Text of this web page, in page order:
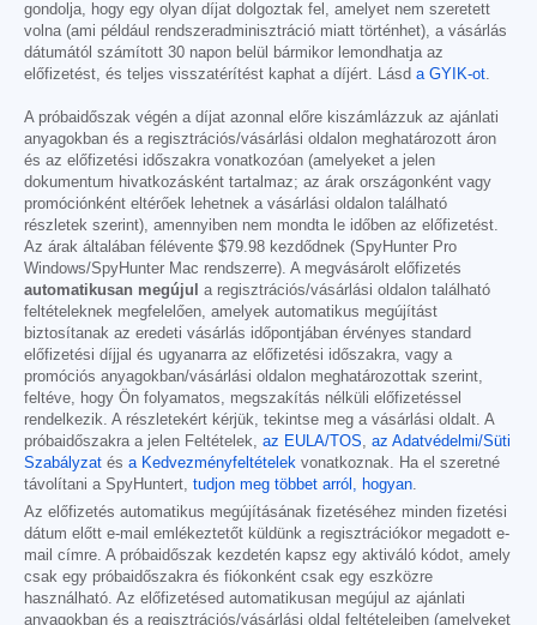
gondolja, hogy egy olyan díjat dolgoztak fel, amelyet nem szeretett
volna (ami például rendszeradminisztráció miatt történhet), a vásárlás
dátumától számított 30 napon belül bármikor lemondhatja az
előfizetést, és teljes visszatérítést kaphat a díjért. Lásd a GYIK-ot.
A próbaidőszak végén a díjat azonnal előre kiszámlázzuk az ajánlati
anyagokban és a regisztrációs/vásárlási oldalon meghatározott áron
és az előfizetési időszakra vonatkozóan (amelyeket a jelen
dokumentum hivatkozásként tartalmaz; az árak országonként vagy
promóciónként eltérőek lehetnek a vásárlási oldalon található
részletek szerint), amennyiben nem mondta le időben az előfizetést.
Az árak általában félévente $79.98 kezdődnek (SpyHunter Pro
Windows/SpyHunter Mac rendszerre). A megvásárolt előfizetés
automatikusan megújul
a regisztrációs/vásárlási oldalon található
feltételeknek megfelelően, amelyek automatikus megújítást
biztosítanak az eredeti vásárlás időpontjában érvényes standard
előfizetési díjjal és ugyanarra az előfizetési időszakra, vagy a
promóciós anyagokban/vásárlási oldalon meghatározottak szerint,
feltéve, hogy Ön folyamatos, megszakítás nélküli előfizetéssel
rendelkezik. A részletekért kérjük, tekintse meg a vásárlási oldalt. A
próbaidőszakra a jelen Feltételek, az EULA/TOS, az Adatvédelmi/Süti
Szabályzat és a Kedvezményfeltételek vonatkoznak. Ha el szeretné
távolítani a SpyHuntert, tudjon meg többet arról, hogyan.
Az előfizetés automatikus megújításának fizetéséhez minden fizetési
dátum előtt e-mail emlékeztetőt küldünk a regisztrációkor megadott e-
mail címre. A próbaidőszak kezdetén kapsz egy aktiváló kódot, amely
csak egy próbaidőszakra és fiókonként csak egy eszközre
használható. Az előfizetésed automatikusan megújul az ajánlati
anyagokban és a regisztrációs/vásárlási oldal feltételeiben (amelyeket